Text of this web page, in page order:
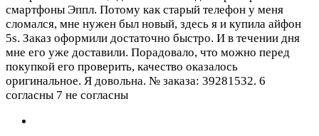
смартфоны Эппл. Потому как старый телефон у меня
сломался, мне нужен был новый, здесь я и купила айфон
5s. Заказ оформили достаточно быстро. И в течении дня
мне его уже доставили. Порадовало, что можно перед
покупкой его проверить, качество оказалось
оригинальное. Я довольна. № заказа: 39281532. 6
согласны 7 не согласны